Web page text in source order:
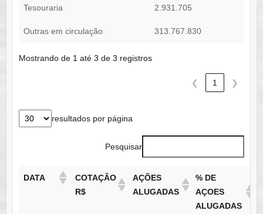
Tesouraria 2.931.705
Outras em circulação 313.767.830
Mostrando de 1 até 3 de 3 registros
❮ 1 ❯
resultados por página
Pesquisar
DATA
COTAÇÃO
R$
AÇÕES
ALUGADAS
% DE
AÇOES
ALUGADAS